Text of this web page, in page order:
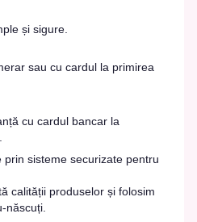
și sigure.
sau cu cardul la primirea
cu cardul bancar la
sisteme securizate pentru
calității produselor și folosim
născuți.